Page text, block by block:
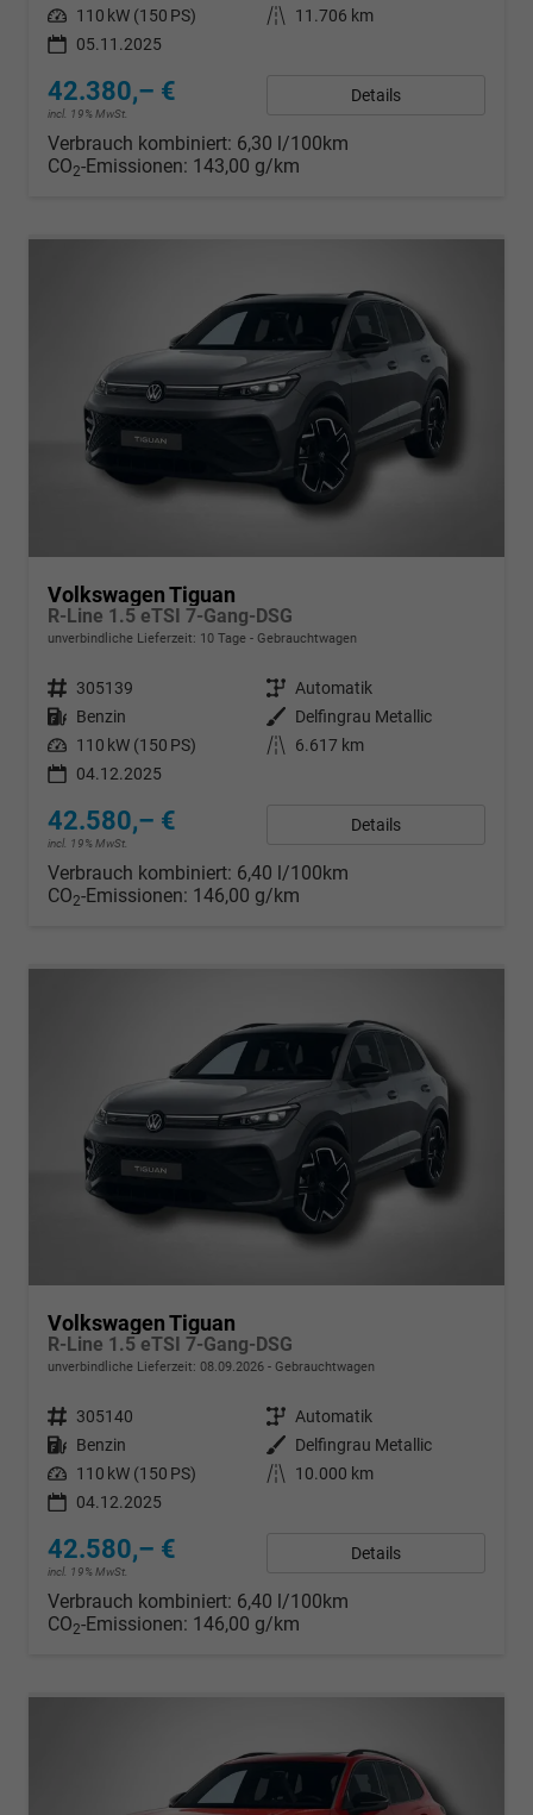
Leistung 110 kW (150 PS) Kilometerstand
11.706 km
05.11.2025
42.380,– €
incl. 19% MwSt.
Details
Verbrauch kombiniert: 6,30 l/100km
CO2-Emissionen: 143,00 g/km
Volkswagen Tiguan
R-Line 1.5 eTSI 7-Gang-DSG
unverbindliche Lieferzeit: 10 Tage Gebrauchtwagen
Fahrzeugnr. 305139 Getriebe Automatik
Kraftstoff Benzin Außenfarbe
Delfingrau Metallic
Leistung 110 kW (150 PS) Kilometerstand
6.617 km
04.12.2025
42.580,– €
incl. 19% MwSt.
Details
Verbrauch kombiniert: 6,40 l/100km
CO2-Emissionen: 146,00 g/km
Volkswagen Tiguan
R-Line 1.5 eTSI 7-Gang-DSG
unverbindliche Lieferzeit: 08.09.2026 Gebrauchtwagen
Fahrzeugnr. 305140 Getriebe Automatik
Kraftstoff Benzin Außenfarbe
Delfingrau Metallic
Leistung 110 kW (150 PS) Kilometerstand
10.000 km
04.12.2025
42.580,– €
incl. 19% MwSt.
Details
Verbrauch kombiniert: 6,40 l/100km
CO2-Emissionen: 146,00 g/km